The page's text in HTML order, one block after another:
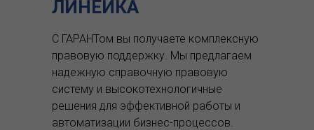
ЛИНЕЙКА
С ГАРАНТом вы получаете комплексную
правовую поддержку. Мы предлагаем
надежную справочную правовую
систему и высокотехнологичные
решения для эффективной работы и
автоматизации бизнес-процессов.